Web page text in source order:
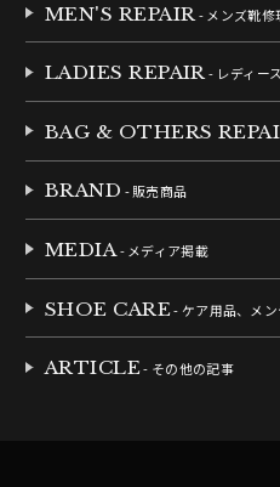
MEN'S REPAIR - メンズ靴修
LADIES REPAIR- レディー
BAG & OTHERS
BRAND - 販売商品
MEDIA- メディア掲載
SHOE CARE- ケア用品、メ
ARTICLE- その他の記事